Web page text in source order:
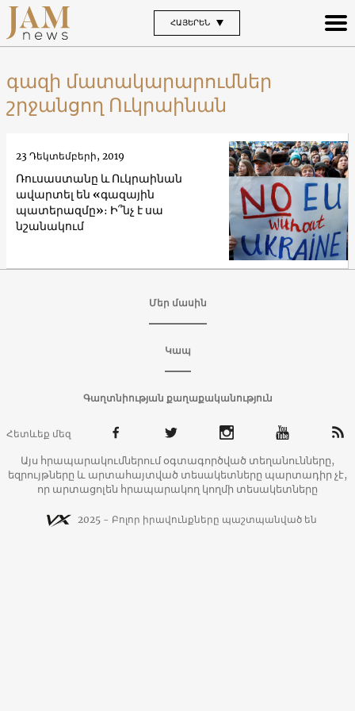
ՀԱՅԵՐԵՆ
գազի մատակարարումներ
շրջանցող Ուկրաինան
Ռուսաստանը և Ուկրաինան
ավարտել են «գազային
պատերազմը»։ Ի՞նչ է սա
նշանակում
23 Դեկտեմբերի, 2019
Մեր մասին
Կապ
Գաղտնիության քաղաքականություն
Հետևեք մեզ
Այս հրապարակումներում օգտագործված տեղանունները,
եզրույթները և արտահայտված տեսակետները պարտադիր չէ,
որ արտացոլեն հրապարակող կողմի տեսակետները
2025 - Բոլոր իրավունքները պաշտպանված են